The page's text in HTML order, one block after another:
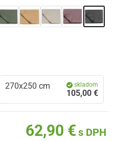
270x250 cm skladom
105,00 €
62,90 € s DPH